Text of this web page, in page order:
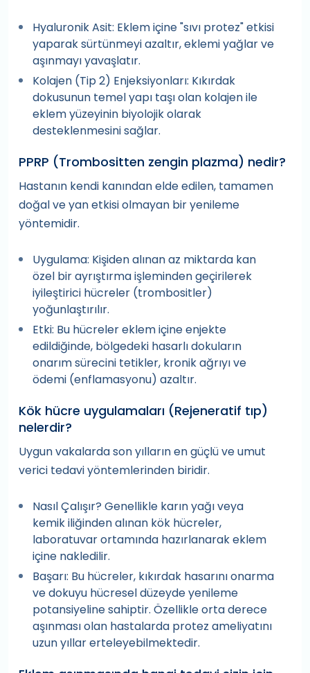
Hyaluronik Asit: Eklem içine "sıvı protez" etkisi
yaparak sürtünmeyi azaltır, eklemi yağlar ve
aşınmayı yavaşlatır.
Kolajen (Tip 2) Enjeksiyonları: Kıkırdak
dokusunun temel yapı taşı olan kolajen ile
eklem yüzeyinin biyolojik olarak
desteklenmesini sağlar.
PPRP (Trombositten zengin plazma) nedir?
Hastanın kendi kanından elde edilen, tamamen
doğal ve yan etkisi olmayan bir yenileme
yöntemidir.
Uygulama: Kişiden alınan az miktarda kan
özel bir ayrıştırma işleminden geçirilerek
iyileştirici hücreler (trombositler)
yoğunlaştırılır.
Etki: Bu hücreler eklem içine enjekte
edildiğinde, bölgedeki hasarlı dokuların
onarım sürecini tetikler, kronik ağrıyı ve
ödemi (enflamasyonu) azaltır.
Kök hücre uygulamaları (Rejeneratif tıp)
nelerdir?
Uygun vakalarda son yılların en güçlü ve umut
verici tedavi yöntemlerinden biridir.
Nasıl Çalışır? Genellikle karın yağı veya
kemik iliğinden alınan kök hücreler,
laboratuvar ortamında hazırlanarak eklem
içine nakledilir.
Başarı: Bu hücreler, kıkırdak hasarını onarma
ve dokuyu hücresel düzeyde yenileme
potansiyeline sahiptir. Özellikle orta derece
aşınması olan hastalarda protez ameliyatını
uzun yıllar erteleyebilmektedir.